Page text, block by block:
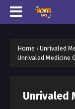
Home › Unrivaled
Unrivaled Medicine
Unrivaled